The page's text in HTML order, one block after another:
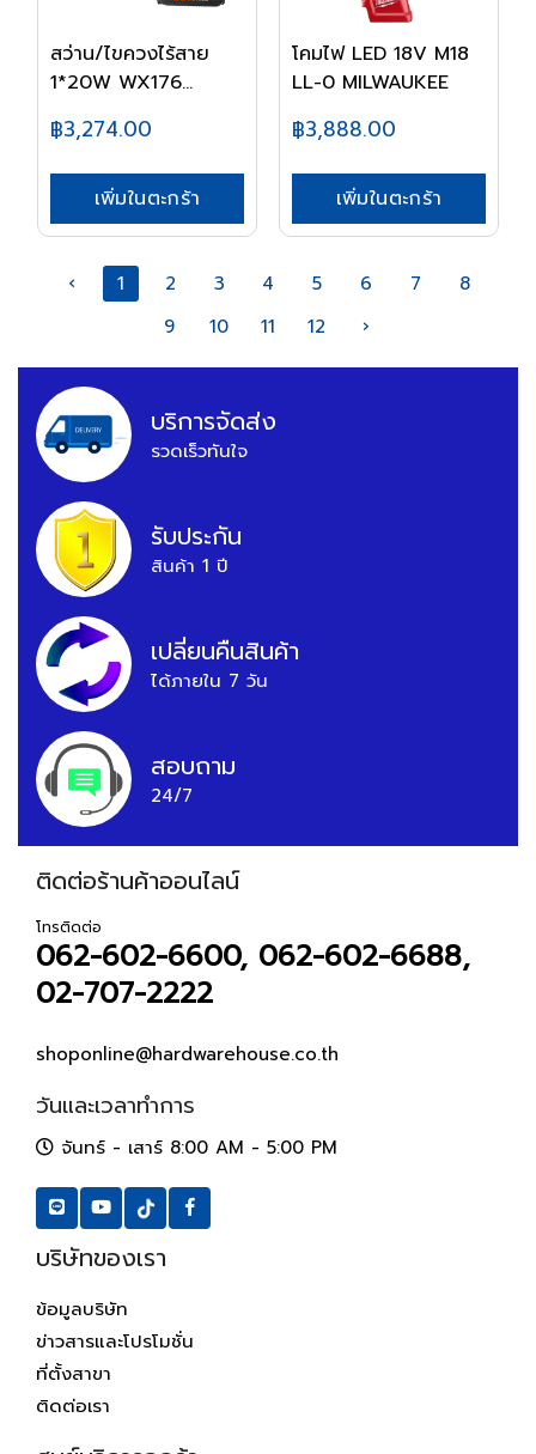
สว่าน/ไขควงไร้สาย
1*20W WX176
฿3,274.00
เพิ่มในตะกร้า
โคมไฟ LED 18V M18
LL-0 MILWAUKEE
฿3,888.00
เพิ่มในตะกร้า
‹ 1 2 3 4 5 6 7
8
9
10 11 12 ›
บริการจัดส่ง
รวดเร็วทันใจ
รับประกัน
สินค้า 1 ปี
เปลี่ยนคืนสินค้า
ได้ภายใน 7 วัน
สอบถาม
24/7
ติดต่อร้านค้าออนไลน์
โทรติดต่อ
062-602-6600, 062-602-6688,
02-707-2222
shoponline@hardwarehouse.co.th
วันและเวลาทำการ
จันทร์ - เสาร์ 8:00 AM - 5:00 PM
บริษัทของเรา
ข้อมูลบริษัท
ข่าวสารและโปรโมชั่น
ที่ตั้งสาขา
ติดต่อเรา